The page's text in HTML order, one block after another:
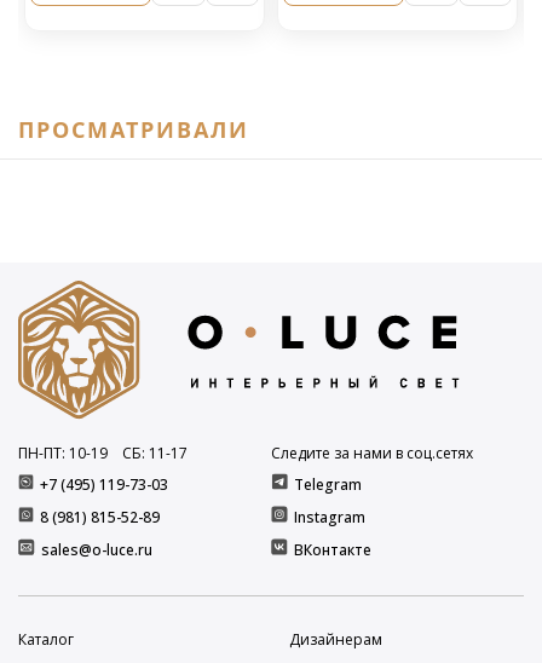
ПРОСМАТРИВАЛИ
+7 (495) 119-73-03
8 (981) 815-52-89
ПН-ПТ: 10-19 СБ: 11-17
sales@o-luce.ru
Следите за нами в соц.сетях
Telegram
Instagram
ВКонтакте
Каталог
Дизайнерам